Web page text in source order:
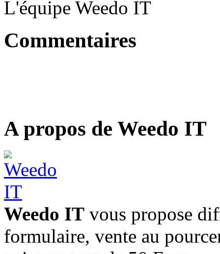
L'équipe Weedo IT
Commentaires
A propos de Weedo IT
Weedo IT vous propose
formulaire, vente au